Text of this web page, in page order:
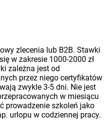
zlecenia lub B2B. Stawki
w zakresie 1000-2000 zł
zależna jest od
przez niego certyfikatów
zwykle 3-5 dni. Nie jest
w miesiącu
prowadzenie szkoleń jako
urlopu w codziennej pracy.